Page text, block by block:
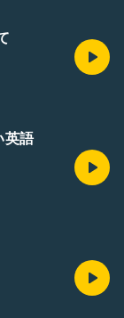
英語